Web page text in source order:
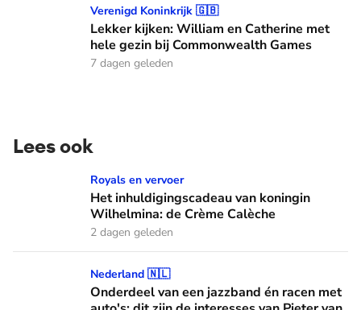
Lekker kijken: William en Catherine met hele gezin bij
Verenigd Koninkrijk 🇬🇧
Lekker kijken: William en Catherine met
hele gezin bij Commonwealth Games
7 dagen geleden
Lees ook
Het inhuldigingscadeau van koningin Wilhelmina: de
Royals en vervoer
Het inhuldigingscadeau van koningin
Wilhelmina: de Crème Calèche
2 dagen geleden
Onderdeel van een jazzband én racen met auto's: dit zijn
Nederland 🇳🇱
Onderdeel van een jazzband én racen met